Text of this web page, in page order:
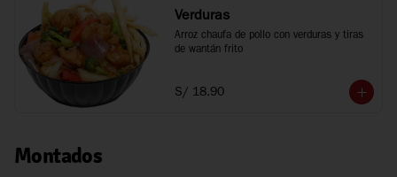
Verduras
Arroz chaufa de pollo con verduras y tiras
de wantán frito
S/ 18.90
Montados